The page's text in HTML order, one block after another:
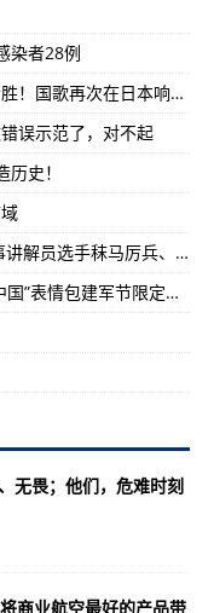
染者28例
刚刚，杭州姑娘奥运夺金！巅峰对决勇者胜！国歌再次在日本响起！
误示范了，对不起
史！
致敬国家丰碑丨八一建军节 全国红色故事讲解员选手秣马厉兵、备战大赛
吴京八一节晒军装照，网友又热闹了，“中国”表情包建军节限定款出炉！
无畏；他们，危难时刻
商业航空最好的产品带